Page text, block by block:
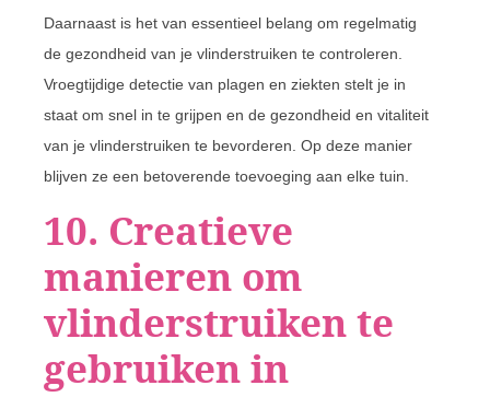
Daarnaast is het van essentieel belang om regelmatig
de gezondheid van je vlinderstruiken te controleren.
Vroegtijdige detectie van plagen en ziekten stelt je in
staat om snel in te grijpen en de gezondheid en vitaliteit
van je vlinderstruiken te bevorderen. Op deze manier
blijven ze een betoverende toevoeging aan elke tuin.
10. Creatieve
manieren om
vlinderstruiken te
gebruiken in